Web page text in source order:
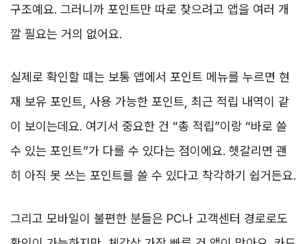
구조예요. 그러니까 포인트만 따로 찾으려고 앱을 여러 개
깔 필요는 거의 없어요.
실제로 확인할 때는 보통 앱에서 포인트 메뉴를 누르면 현
재 보유 포인트, 사용 가능한 포인트, 최근 적립 내역이 같
이 보이는데요. 여기서 중요한 건 “총 적립”이랑 “바로 쓸
수 있는 포인트”가 다를 수 있다는 점이에요. 헷갈리면 괜
히 아직 못 쓰는 포인트를 쓸 수 있다고 착각하기 쉽거든요.
그리고 모바일이 불편한 분들은 PC나 고객센터 경로로도